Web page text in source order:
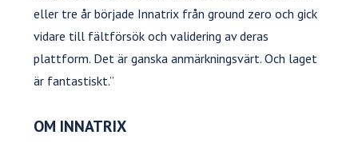
eller tre år började Innatrix från ground zero och gick
vidare till fältförsök och validering av deras
plattform. Det är ganska anmärkningsvärt. Och laget
är fantastiskt.”
OM INNATRIX